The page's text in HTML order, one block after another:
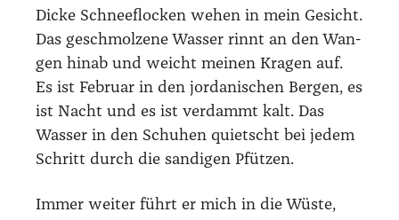
Dicke Schnee­flo­cken wehen in mein Gesicht.
Das geschmol­ze­ne Was­ser rinnt an den Wan­
gen hin­ab und weicht mei­nen Kra­gen auf.
Es ist Febru­ar in den jor­da­ni­schen Ber­gen, es
ist Nacht und es ist ver­dammt kalt. Das
Was­ser in den Schu­hen quietscht bei jedem
Schritt durch die san­di­gen Pfüt­zen.
Immer wei­ter führt er mich in die Wüs­te,